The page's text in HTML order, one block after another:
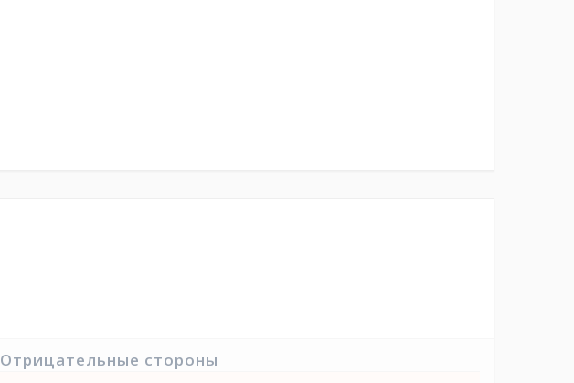
Отрицательные стороны